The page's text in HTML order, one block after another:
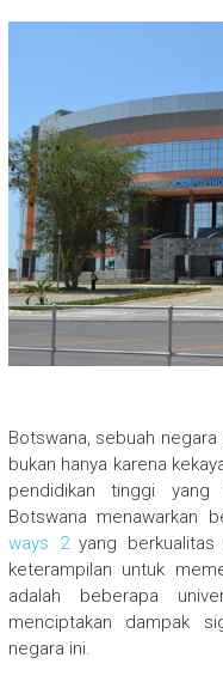
Botswana, sebuah
bukan hanya karena
pendidikan tinggi
Botswana menawarkan
ways 2yang berkualitas
keterampilan untuk
adalah beberapa
menciptakan dampak
negara ini.